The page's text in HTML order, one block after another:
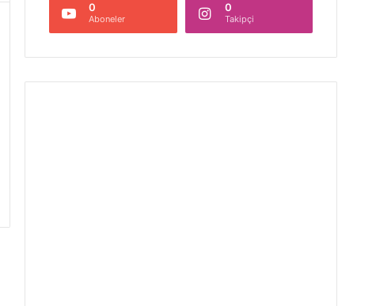
0
Aboneler
0
Takipçi